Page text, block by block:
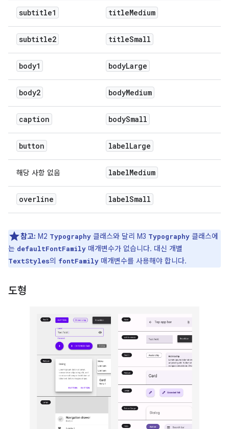
subtitle1 titleMedium
subtitle2 titleSmall
body1 bodyLarge
body2 bodyMedium
caption bodySmall
button labelLarge
해당 사항 없음 labelMedium
overline labelSmall
참고: M2 Typography 클래스와 달리 M3 Typography 클래스에
는 defaultFontFamily 매개변수가 없습니다. 대신 개별
TextStyles의 fontFamily 매개변수를 사용해야 합니다.
도형